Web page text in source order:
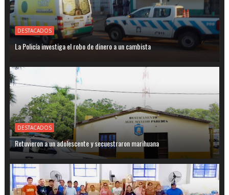
DESTACADOS
La Policía investiga el robo de dinero a un cambista
DESTACADOS
Retuvieron a un adolescente y secuestraron marihuana